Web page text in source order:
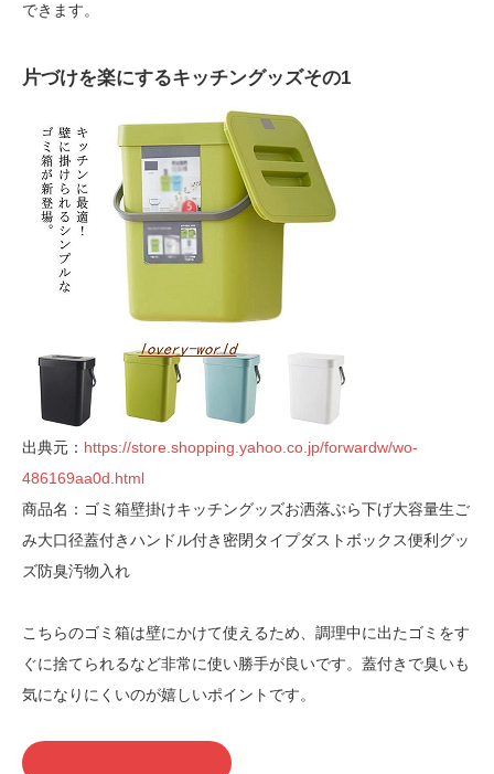
できます。
片づけを楽にするキッチングッズその1
出典元： https://store.shopping.yahoo.co.jp/forwardw/wo-
486169aa0d.html
商品名：ゴミ箱壁掛けキッチングッズお洒落ぶら下げ大容量生ご
み大口径蓋付きハンドル付き密閉タイプダストボックス便利グッ
ズ防臭汚物入れ
こちらのゴミ箱は壁にかけて使えるため、調理中に出たゴミをす
ぐに捨てられるなど非常に使い勝手が良いです。蓋付きで臭いも
気になりにくいのが嬉しいポイントです。